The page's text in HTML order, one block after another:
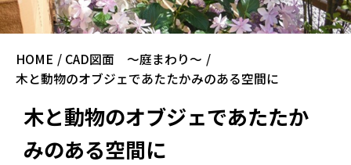
コンセプト
ご相談の流れ
ガーデンリフォームをご検討の方へ
施工実績集
CADプラン集
駐車スペース改修特集
HOME
CAD図面 ～庭まわり～
木と動物のオブジェであたたかみのある空間に
木と動物のオブジェであたたか
みのある空間に